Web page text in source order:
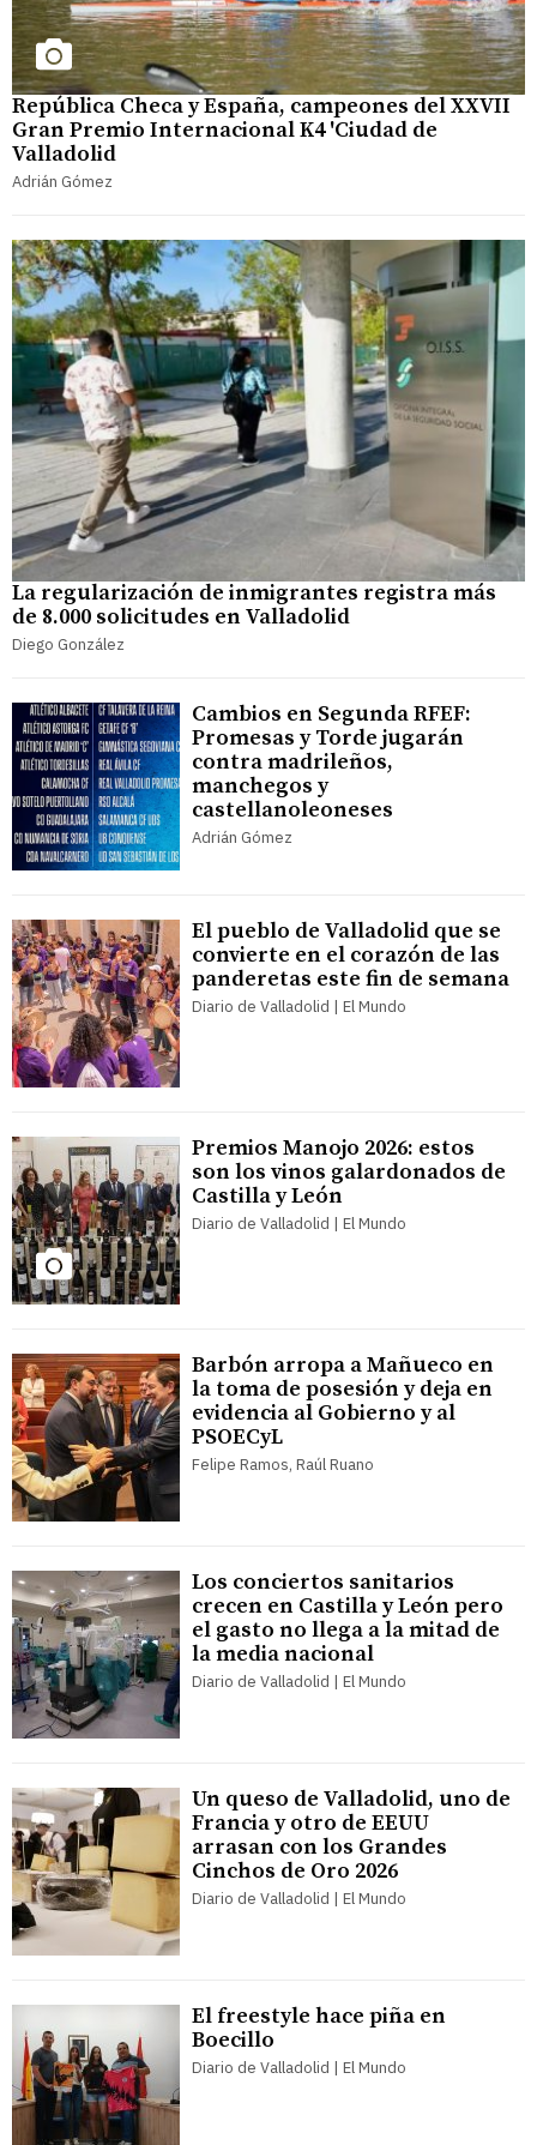
República Checa y España, campeones del XXVII
Gran Premio Internacional K4 'Ciudad de
Valladolid
Adrián Gómez
La regularización de inmigrantes registra más
de 8.000 solicitudes en Valladolid
Diego González
Cambios en Segunda RFEF:
Promesas y Torde jugarán
contra madrileños,
manchegos y
castellanoleoneses
Adrián Gómez
El pueblo de Valladolid que se
convierte en el corazón de las
panderetas este fin de semana
Diario de Valladolid | El Mundo
Premios Manojo 2026: estos
son los vinos galardonados de
Castilla y León
Diario de Valladolid | El Mundo
Barbón arropa a Mañueco en
la toma de posesión y deja en
evidencia al Gobierno y al
PSOECyL
Felipe Ramos, Raúl Ruano
Los conciertos sanitarios
crecen en Castilla y León pero
el gasto no llega a la mitad de
la media nacional
Diario de Valladolid | El Mundo
Un queso de Valladolid, uno de
Francia y otro de EEUU
arrasan con los Grandes
Cinchos de Oro 2026
Diario de Valladolid | El Mundo
El freestyle hace piña en
Boecillo
Diario de Valladolid | El Mundo